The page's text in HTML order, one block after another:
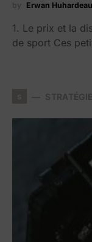
by Erwan
1. Le prix et la
de sport Ces